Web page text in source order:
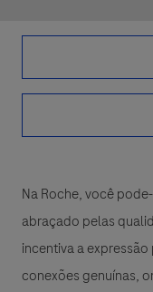
Na Roche, você
abraçado pelas
incentiva a
conexões genuínas,